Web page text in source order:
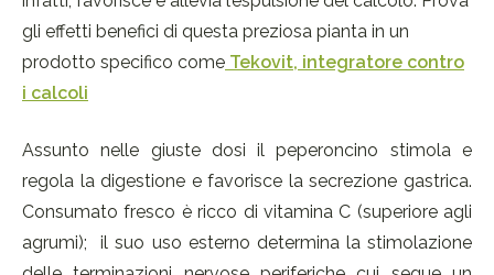
gli effetti benefici di questa preziosa pianta in un
prodotto specifico come Tekovit, integratore contro
i calcoli
Assunto nelle giuste dosi il peperoncino stimola e
regola la digestione e favorisce la secrezione gastrica.
Consumato fresco è ricco di vitamina C (superiore agli
agrumi); il suo uso esterno determina la stimolazione